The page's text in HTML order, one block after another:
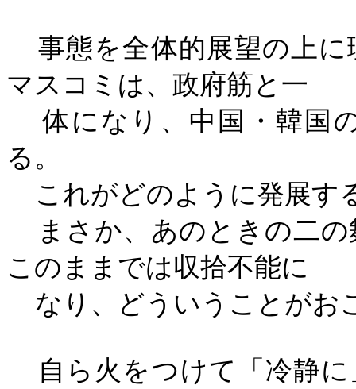
事態を全体的展望の上
マスコミは、政府筋と一
体になり、中国・韓国
る。
これがどのように発展す
まさか、あのときの二
このままでは収拾不能に
なり、どういうことがお
自ら火をつけて「冷静